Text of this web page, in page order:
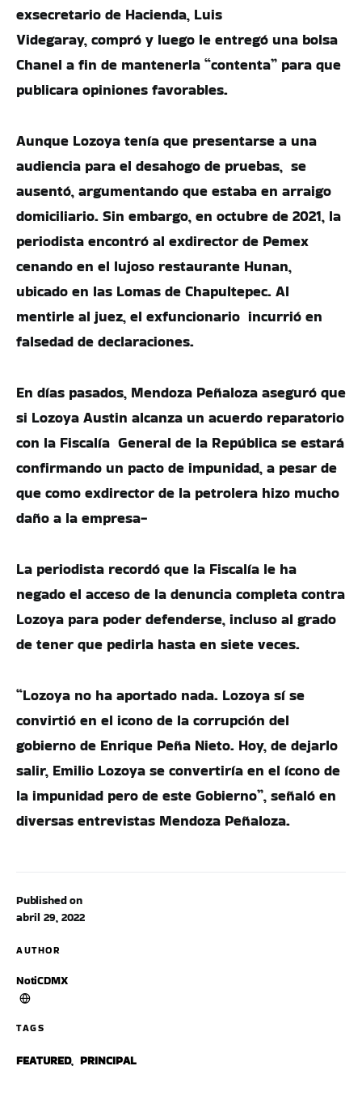
Published on
abril 29, 2022
AUTHOR
NotiCDMX
TAGS
FEATURED, PRINCIPAL
exsecretario de Hacienda, Luis
Videgaray, compró y luego le entregó una bolsa
Chanel a fin de mantenerla “contenta” para que
publicara opiniones favorables.
Aunque Lozoya tenía que presentarse a una
audiencia para el desahogo de pruebas, se
ausentó, argumentando que estaba en arraigo
domiciliario. Sin embargo, en octubre de 2021, la
periodista encontró al exdirector de Pemex
cenando en el lujoso restaurante Hunan,
ubicado en las Lomas de Chapultepec. Al
mentirle al juez, el exfuncionario incurrió en
falsedad de declaraciones.
En días pasados, Mendoza Peñaloza aseguró que
si Lozoya Austin alcanza un acuerdo reparatorio
con la Fiscalía General de la República se estará
confirmando un pacto de impunidad, a pesar de
que como exdirector de la petrolera hizo mucho
daño a la empresa-
La periodista recordó que la Fiscalía le ha
negado el acceso de la denuncia completa contra
Lozoya para poder defenderse, incluso al grado
de tener que pedirla hasta en siete veces.
“Lozoya no ha aportado nada. Lozoya sí se
convirtió en el icono de la corrupción del
gobierno de Enrique Peña Nieto. Hoy, de dejarlo
salir, Emilio Lozoya se convertiría en el ícono de
la impunidad pero de este Gobierno”, señaló en
diversas entrevistas Mendoza Peñaloza.